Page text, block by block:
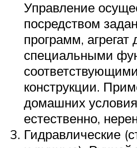
Управление
посредством
программ, агрегат
специальными
конструкции.
домашних
естественно,
Гидравлические